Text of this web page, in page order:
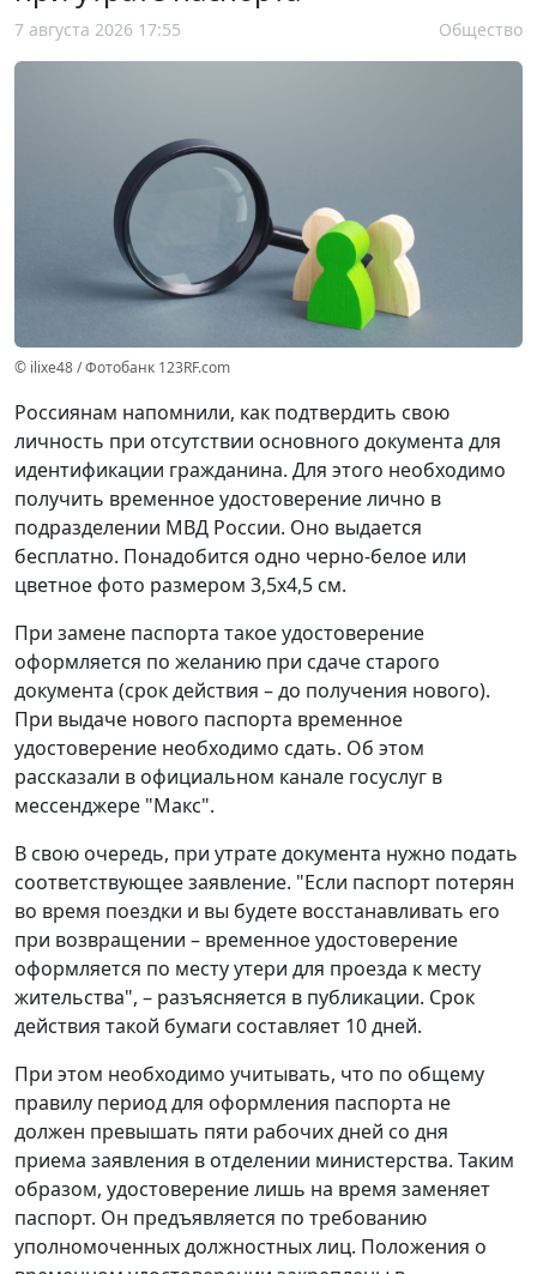
7 августа 2026 17:55 Общество
© ilixe48 / Фотобанк 123RF.com
Россиянам напомнили, как подтвердить свою
личность при отсутствии основного документа для
идентификации гражданина. Для этого необходимо
получить временное удостоверение лично в
подразделении МВД России. Оно выдается
бесплатно. Понадобится одно черно-белое или
цветное фото размером 3,5x4,5 см.
При замене паспорта такое удостоверение
оформляется по желанию при сдаче старого
документа (срок действия – до получения нового).
При выдаче нового паспорта временное
удостоверение необходимо сдать. Об этом
рассказали в официальном канале госуслуг в
мессенджере "Макс".
В свою очередь, при утрате документа нужно подать
соответствующее заявление. "Если паспорт потерян
во время поездки и вы будете восстанавливать его
при возвращении – временное удостоверение
оформляется по месту утери для проезда к месту
жительства", – разъясняется в публикации. Срок
действия такой бумаги составляет 10 дней.
При этом необходимо учитывать, что по общему
правилу период для оформления паспорта не
должен превышать пяти рабочих дней со дня
приема заявления в отделении министерства. Таким
образом, удостоверение лишь на время заменяет
паспорт. Он предъявляется по требованию
уполномоченных должностных лиц. Положения о